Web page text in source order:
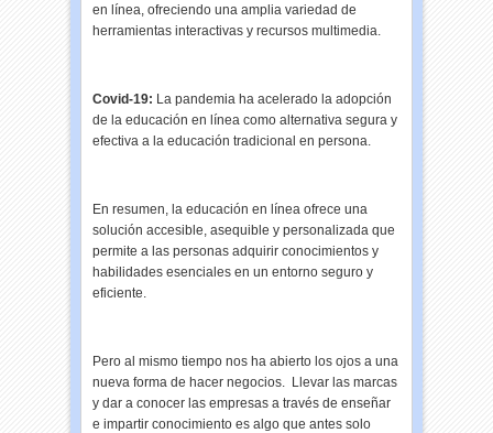
en línea, ofreciendo una amplia variedad de
herramientas interactivas y recursos multimedia.
Covid-19: La pandemia ha acelerado la adopción
de la educación en línea como alternativa segura y
efectiva a la educación tradicional en persona.
En resumen, la educación en línea ofrece una
solución accesible, asequible y personalizada que
permite a las personas adquirir conocimientos y
habilidades esenciales en un entorno seguro y
eficiente.
Pero al mismo tiempo nos ha abierto los ojos a una
nueva forma de hacer negocios. Llevar las marcas
y dar a conocer las empresas a través de enseñar
e impartir conocimiento es algo que antes solo